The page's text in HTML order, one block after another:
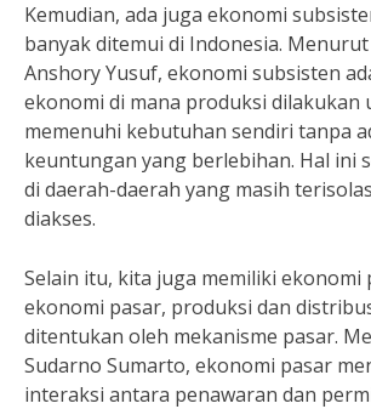
Kemudian, ada juga ekonomi
banyak ditemui di Indonesia.
Anshory Yusuf, ekonomi subsisten
ekonomi di mana produksi dilakukan
memenuhi kebutuhan sendiri tanpa
keuntungan yang berlebihan. Hal ini
di daerah-daerah yang masih
diakses.
Selain itu, kita juga memiliki ekonomi
ekonomi pasar, produksi dan
ditentukan oleh mekanisme pasar.
Sudarno Sumarto, ekonomi pasar
interaksi antara penawaran dan